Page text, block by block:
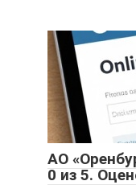
АО
0 из 5.